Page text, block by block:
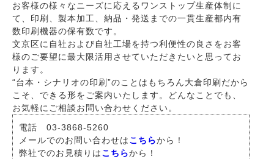
お客様の様々なニーズに応えるワンストップ生産体制に
て、印刷、製本加工、納品・発送までの一貫生産都内有
数印刷機器の保有数です。
文京区に自社および自社工場を持つ利便性の良さをお客
様のご要望に最大限活用させていただきたいと思ってお
ります。
“台本・シナリオの印刷”のことはもちろん大倉印刷だから
こそ、できる形をご案内いたします。どんなことでも、
お気軽にご相談お問い合わせください。
電話 03-3868-5260
メールでのお問い合わせはこちらから！
弊社でのお見積りはこちらから！